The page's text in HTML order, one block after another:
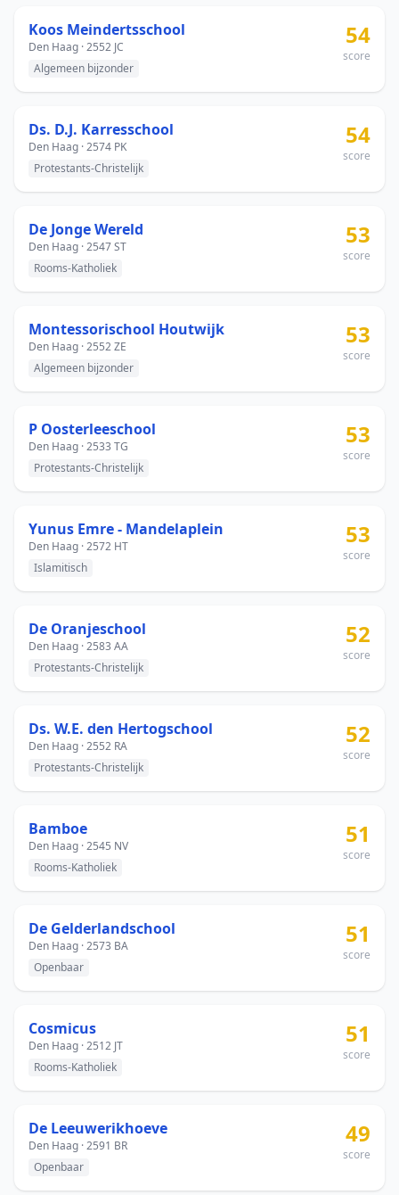
Koos Meindertsschool
Den Haag · 2552 JC
Algemeen bijzonder
54
score
Ds. D.J. Karresschool
Den Haag · 2574 PK
Protestants-Christelijk
54
score
De Jonge Wereld
Den Haag · 2547 ST
Rooms-Katholiek
53
score
Montessorischool Houtwijk
Den Haag · 2552 ZE
Algemeen bijzonder
53
score
P Oosterleeschool
Den Haag · 2533 TG
Protestants-Christelijk
53
score
Yunus Emre - Mandelaplein
Den Haag · 2572 HT
Islamitisch
53
score
De Oranjeschool
Den Haag · 2583 AA
Protestants-Christelijk
52
score
Ds. W.E. den Hertogschool
Den Haag · 2552 RA
Protestants-Christelijk
52
score
Bamboe
Den Haag · 2545 NV
Rooms-Katholiek
51
score
De Gelderlandschool
Den Haag · 2573 BA
Openbaar
51
score
Cosmicus
Den Haag · 2512 JT
Rooms-Katholiek
51
score
De Leeuwerikhoeve
Den Haag · 2591 BR
Openbaar
49
score